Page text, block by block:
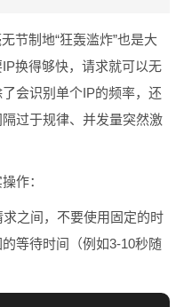
节制地“狂轰滥炸”也是大
换得够快，请求就可以无
会识别单个IP的频率，还
过于规律、并发量突然激
作：
求之间，不要使用固定的时
等待时间（例如3-10秒随